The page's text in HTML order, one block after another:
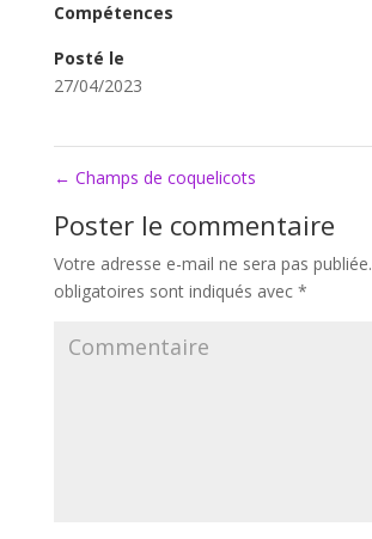
Compétences
Posté le
27/04/2023
← Champs de coquelicots
Poster le commentaire
Votre adresse e-mail ne sera pas publiée.
obligatoires sont indiqués avec *